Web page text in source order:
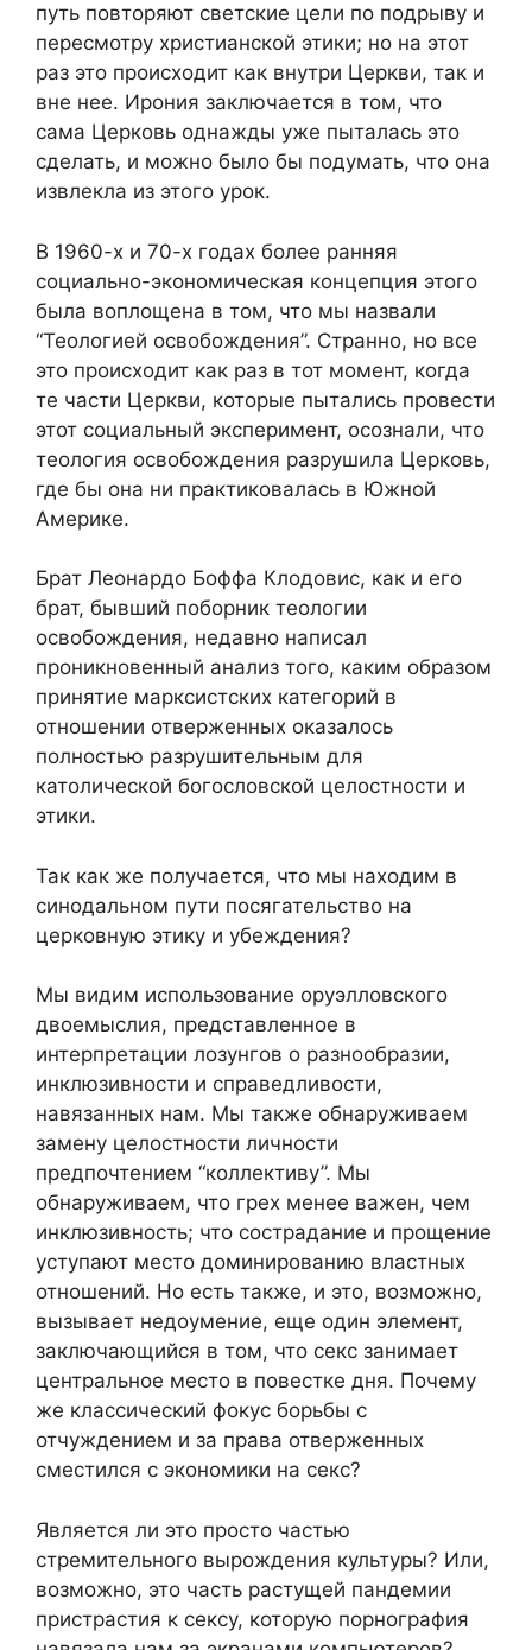
путь повторяют светские цели по подрыву и
пересмотру христианской этики; но на этот
раз это происходит как внутри Церкви, так и
вне нее. Ирония заключается в том, что
сама Церковь однажды уже пыталась это
сделать, и можно было бы подумать, что она
извлекла из этого урок.
В 1960-х и 70-х годах более ранняя
социально-экономическая концепция этого
была воплощена в том, что мы назвали
“Теологией освобождения”. Странно, но все
это происходит как раз в тот момент, когда
те части Церкви, которые пытались провести
этот социальный эксперимент, осознали, что
теология освобождения разрушила Церковь,
где бы она ни практиковалась в Южной
Америке.
Брат Леонардо Боффа Клодовис, как и его
брат, бывший поборник теологии
освобождения, недавно написал
проникновенный анализ того, каким образом
принятие марксистских категорий в
отношении отверженных оказалось
полностью разрушительным для
католической богословской целостности и
этики.
Так как же получается, что мы находим в
синодальном пути посягательство на
церковную этику и убеждения?
Мы видим использование оруэлловского
двоемыслия, представленное в
интерпретации лозунгов о разнообразии,
инклюзивности и справедливости,
навязанных нам. Мы также обнаруживаем
замену целостности личности
предпочтением “коллективу”. Мы
обнаруживаем, что грех менее важен, чем
инклюзивность; что сострадание и прощение
уступают место доминированию властных
отношений. Но есть также, и это, возможно,
вызывает недоумение, еще один элемент,
заключающийся в том, что секс занимает
центральное место в повестке дня. Почему
же классический фокус борьбы с
отчуждением и за права отверженных
сместился с экономики на секс?
Является ли это просто частью
стремительного вырождения культуры? Или,
возможно, это часть растущей пандемии
пристрастия к сексу, которую порнография